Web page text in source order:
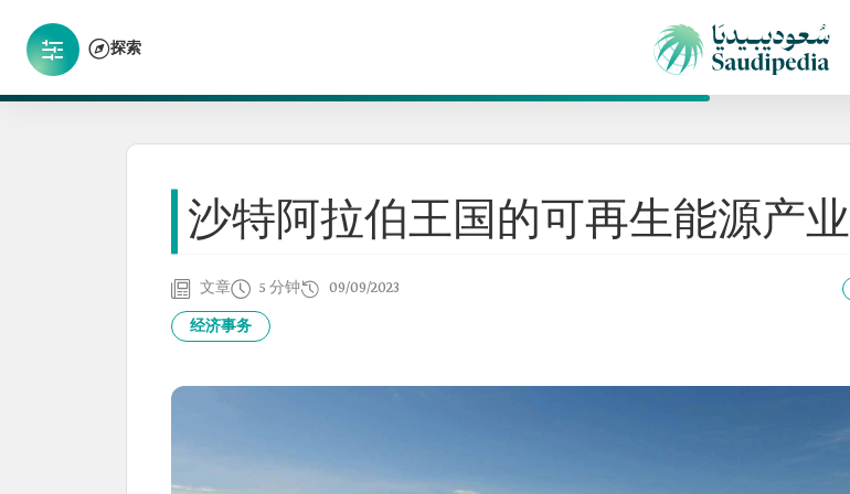
探索
沙特阿拉伯王国的可再生能源产业
文章 5 分钟 09/09/2023
经济事务